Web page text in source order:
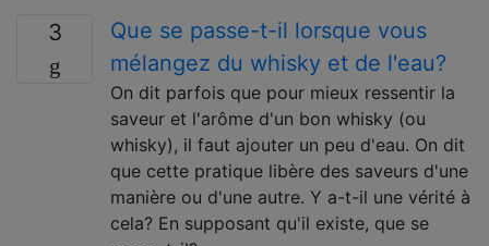
3
Que se passe-t-il lorsque vous
mélangez du whisky et de l'eau?
On dit parfois que pour mieux ressentir la
saveur et l'arôme d'un bon whisky (ou
whisky), il faut ajouter un peu d'eau. On dit
que cette pratique libère des saveurs d'une
manière ou d'une autre. Y a-t-il une vérité à
cela? En supposant qu'il existe, que se